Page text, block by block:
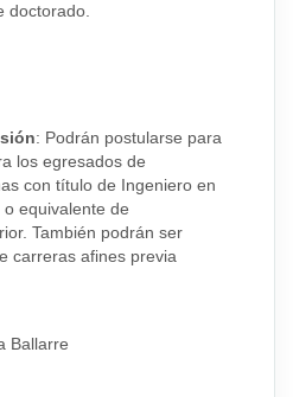
doctorado.
: Podrán postularse para
los egresados de
con título de Ingeniero en
equivalente de
También podrán ser
carreras afines previa
Ballarre